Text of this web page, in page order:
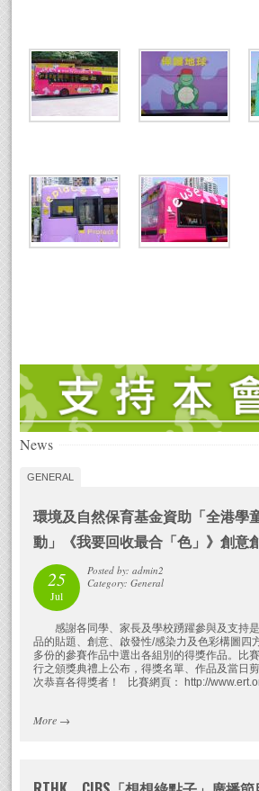
News
GENERAL
環境及自然保育基金資助「全港學
動」《我要回收最合「色」》創意
25
Jul
Posted by: admin2
Category: General
感謝各同學、家長及學校踴躍參與及支持
品的貼題、創意、啟發性/感染力及色彩構圖四
多份的參賽作品中選出各組別的得獎作品。比
行之頒獎典禮上公布，得獎名單、作品及當日
次恭喜各得獎者！ 比賽網頁： http://
More →